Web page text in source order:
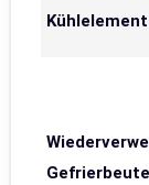
Gefrierbeutel